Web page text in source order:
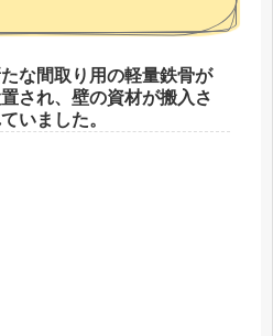
な間取り用の軽量鉄骨が
され、壁の資材が搬入さ
いました。